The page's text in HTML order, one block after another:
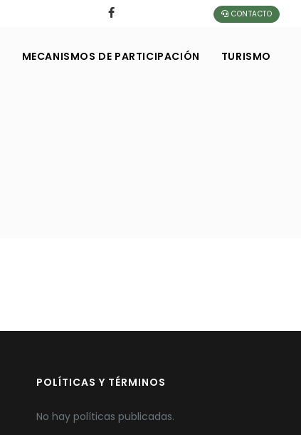
CONTACTO
MECANISMOS DE PARTICIPACIÓN TURISMO
POLÍTICAS Y TÉRMINOS
No hay políticas publicadas.